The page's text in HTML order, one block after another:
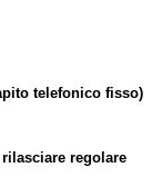
telefonico fisso)
regolare